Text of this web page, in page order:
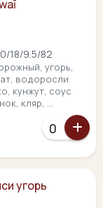
18/9.5/82
угорь,
водоросли
кунжут, соус
кляр, ...
угорь